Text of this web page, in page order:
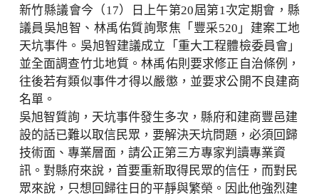
新竹縣議會今（17）日上午第20屆第1次定期會，縣
議員吳旭智、林禹佑質詢聚焦「豐采520」建案工地
天坑事件。吳旭智建議成立「重大工程體檢委員會」
並全面調查竹北地質。林禹佑則要求修正自治條例，
往後若有類似事件才得以嚴懲，並要求公開不良建商
名單。
吳旭智質詢，天坑事件發生多次，縣府和建商豐邑建
設的話已難以取信民眾，要解決天坑問題，必須回歸
技術面、專業層面，請公正第三方專家判讀專業資
訊。對縣府來說，首要重新取得民眾的信任，而對民
眾來說，只想回歸往日的平靜與繁榮。因此他強烈建